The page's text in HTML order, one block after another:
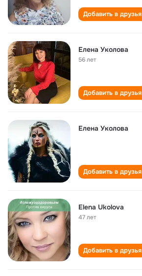
Добавить в друзья
Елена Уколова
56 лет
Добавить в друзья
Елена Уколова
Добавить в друзья
Elena Ukolova
47 лет
Добавить в друзья